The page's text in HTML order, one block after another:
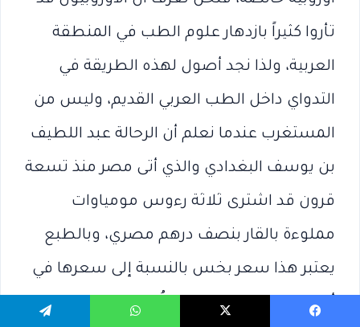
تأروا كثيراً بازدهار علوم الطب في المنطقة
العربية، ولذا نجد أصول لهذه الطريقة في
التدواي داخل الطب العربي القديم، وليس من
المستغرب عندما نعلم أن الرحالة عبد اللطيف
بن يوسف البغدادي والذي أتى مصر منذ تسعة
قرون قد اشترى ثلاثة رءوس مومياوات
مملوءة بالقار بنصف درهم مصري، وبالطبع
يعتبر هذا سعر بخس بالنسبة إلى سعرها في
أوروبا، وقد إعتبره الرجل «لُقطة»!